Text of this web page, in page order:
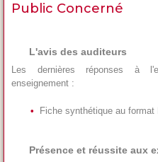
Public Concerné
L'avis des auditeurs
Les dernières réponses à
enseignement :
Fiche synthétique au format
Présence et réussite aux